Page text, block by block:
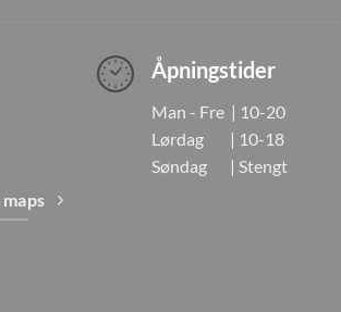
Åpningstider
Man - Fre | 10-20
Lørdag | 10-18
Søndag | Stengt